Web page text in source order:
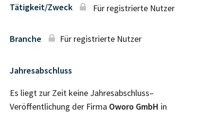
Tätigkeit/Zweck Für registrierte Nutzer
Branche Für registrierte Nutzer
Jahresabschluss
Es liegt zur Zeit keine Jahresabschluss–
Veröffentlichung der Firma Oworo GmbH in